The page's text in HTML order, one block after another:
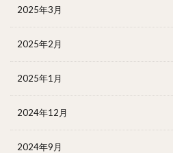
2025年3月
2025年2月
2025年1月
2024年12月
2024年9月